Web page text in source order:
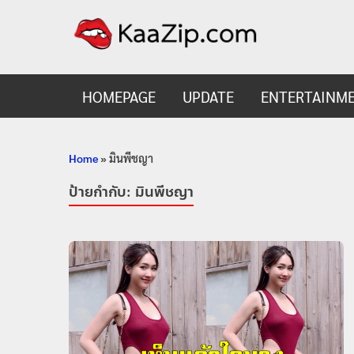
HOMEPAGE UPDATE
Home»มินพีชญา
ป้ายกำกับ: มินพีชญา